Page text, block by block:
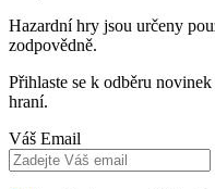
Hazardní hry jsou určeny
zodpovědně.
Přihlaste se k odběru
hraní.
Váš Email